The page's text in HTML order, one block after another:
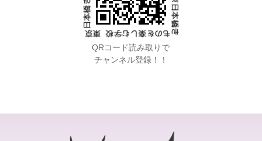
QRコード読み取りで
チャンネル登録！！